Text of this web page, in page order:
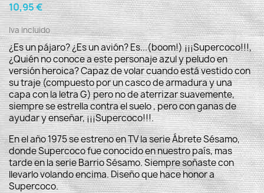
10,95 €
Iva incluido
¿Es un pájaro? ¿Es un avión? Es...(boom!) ¡¡¡Supercoco!!!,
¿Quién no conoce a este personaje azul y peludo en
versión heroica? Capaz de volar cuando está vestido con
su traje (compuesto por un casco de armadura y una
capa con la letra G) pero no de aterrizar suavemente,
siempre se estrella contra el suelo , pero con ganas de
ayudar y enseñar, ¡¡¡Supercoco!!!.
En el año 1975 se estreno en TV la serie Ábrete Sésamo,
donde Supercoco fue conocido en nuestro país, mas
tarde en la serie Barrio Sésamo. Siempre soñaste con
llevarlo volando encima. Diseño que hace honor a
Supercoco.